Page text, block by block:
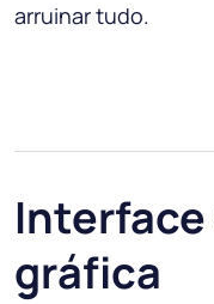
arruinar tudo.
gráfica